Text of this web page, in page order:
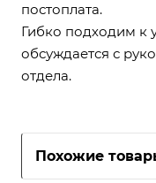
постоплата.
Гибко подходим к
обсуждается с
отдела.
Похожие